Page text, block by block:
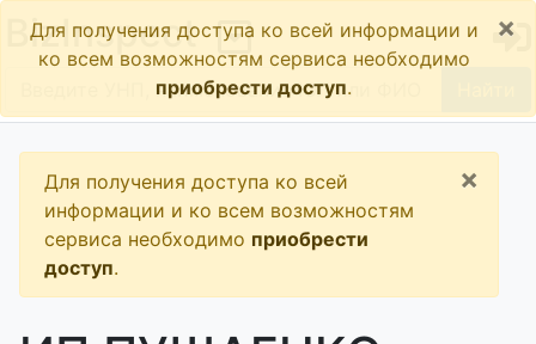
BizInspect
Для получения доступа ко всей информации и
ко всем возможностям сервиса необходимо
приобрести доступ.
×
Для получения доступа ко всей
информации и ко всем возможностям
сервиса необходимо приобрести
доступ.
×